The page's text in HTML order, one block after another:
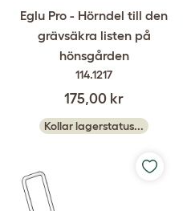
Eglu Pro - Hörndel till den
grävsäkra listen på
hönsgården
114.1217
175,00 kr
Kollar lagerstatus...